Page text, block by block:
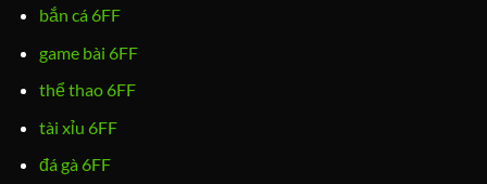
bắn cá 6FF
game bài 6FF
thể thao 6FF
tài xỉu 6FF
đá gà 6FF